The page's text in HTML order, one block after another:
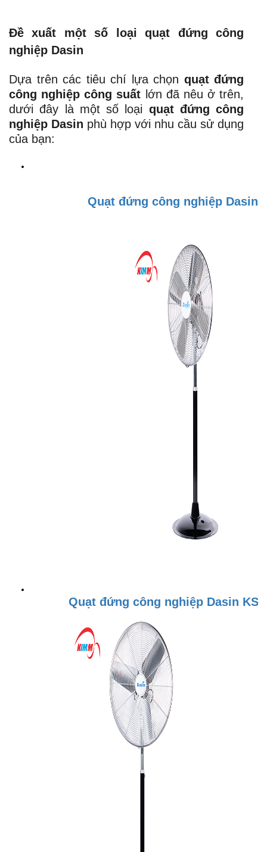
Đề xuất một số loại quạt đứng công
nghiệp Dasin
Dựa trên các tiêu chí lựa chọn quạt đứng
công nghiệp công suất lớn đã nêu ở trên,
dưới đây là một số loại quạt đứng công
nghiệp Dasin phù hợp với nhu cầu sử dụng
của bạn:
Quạt đứng công nghiệp Dasin
Quạt đứng công nghiệp Dasin